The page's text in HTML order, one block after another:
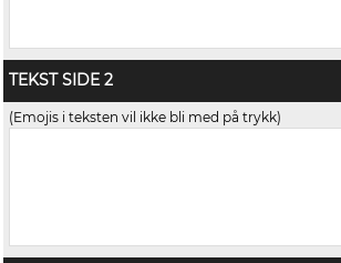
TEKST SIDE 2
(Emojis i teksten vil ikke bli med på trykk)